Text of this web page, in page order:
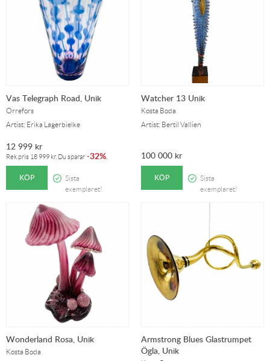
Vas Telegraph Road, Unik
Orrefors
Artist: Erika Lagerbielke
12 999 kr
Rek.pris 18 999 kr. Du sparar -32%.
KÖP
Sista
exemplaret!
Watcher 13 Unik
Kosta Boda
Artist: Bertil Vallien
100 000 kr
KÖP
Sista
exemplaret!
Wonderland Rosa, Unik
Kosta Boda
Armstrong Blues Glastrumpet
Ögla, Unik